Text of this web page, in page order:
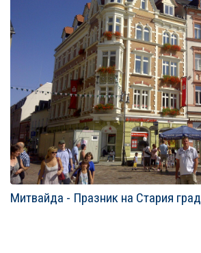
Митвайда - Празник на Стария град